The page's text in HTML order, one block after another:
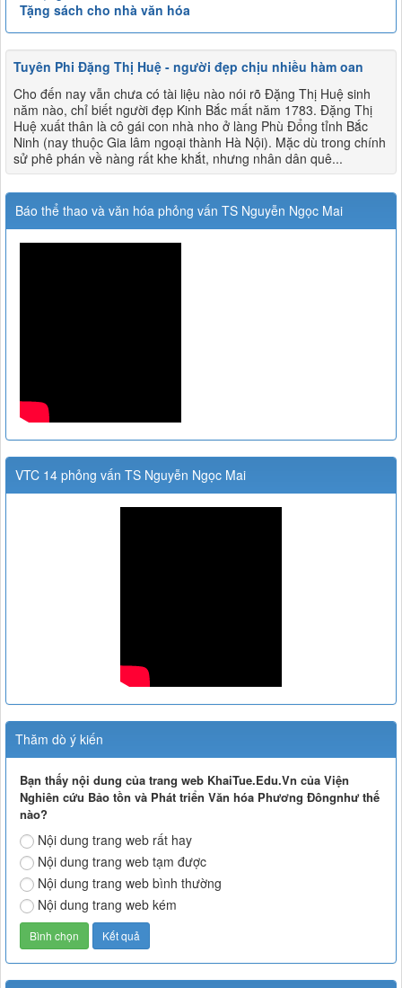
Tặng sách cho nhà văn hóa
Tuyên Phi Đặng Thị Huệ - người đẹp chịu nhiều hàm oan
Cho đến nay vẫn chưa có tài liệu nào nói rõ Đặng Thị Huệ sinh
năm nào, chỉ biết người đẹp Kinh Bắc mất năm 1783. Đặng Thị
Huệ xuất thân là cô gái con nhà nho ở làng Phù Đổng tỉnh Bắc
Ninh (nay thuộc Gia lâm ngoại thành Hà Nội). Mặc dù trong chính
sử phê phán về nàng rất khe khắt, nhưng nhân dân quê...
Báo thể thao và văn hóa phỏng vấn TS Nguyễn Ngọc Mai
VTC 14 phỏng vấn TS Nguyễn Ngọc Mai
Thăm dò ý kiến
Bạn thấy nội dung của trang web KhaiTue.Edu.Vn của Viện
Nghiên cứu Bảo tồn và Phát triển Văn hóa Phương Đôngnhư thế
nào?
Nội dung trang web rất hay
Nội dung trang web tạm được
Nội dung trang web bình thường
Nội dung trang web kém